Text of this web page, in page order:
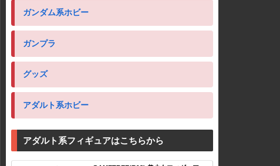
ガンダム系ホビー
ガンプラ
グッズ
アダルト系ホビー
アダルト系フィギュアはこちらから